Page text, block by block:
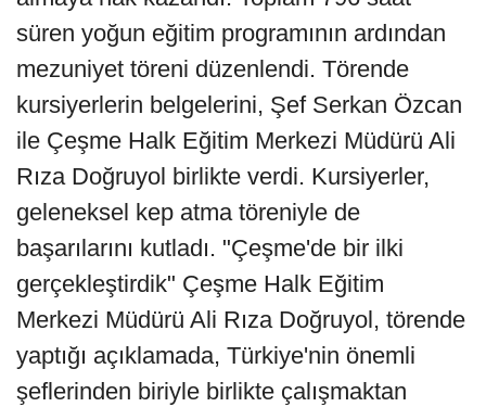
süren yoğun eğitim programının ardından
mezuniyet töreni düzenlendi. Törende
kursiyerlerin belgelerini, Şef Serkan Özcan
ile Çeşme Halk Eğitim Merkezi Müdürü Ali
Rıza Doğruyol birlikte verdi. Kursiyerler,
geleneksel kep atma töreniyle de
başarılarını kutladı. "Çeşme'de bir ilki
gerçekleştirdik" Çeşme Halk Eğitim
Merkezi Müdürü Ali Rıza Doğruyol, törende
yaptığı açıklamada, Türkiye'nin önemli
şeflerinden biriyle birlikte çalışmaktan